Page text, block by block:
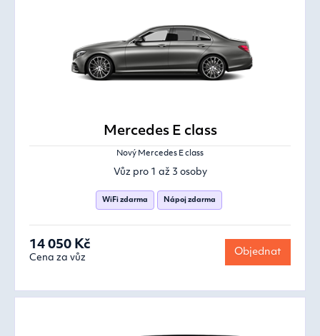
Mercedes E class
Nový Mercedes E class
Vůz pro 1 až 3 osoby
WiFi zdarma Nápoj zdarma
14 050 Kč
Cena za vůz
Objednat